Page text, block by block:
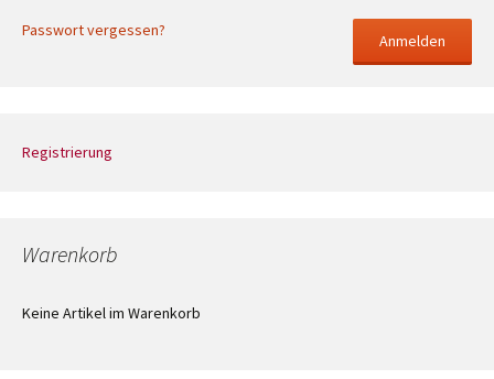
Passwort vergessen?
Registrierung
Warenkorb
Keine Artikel im Warenkorb